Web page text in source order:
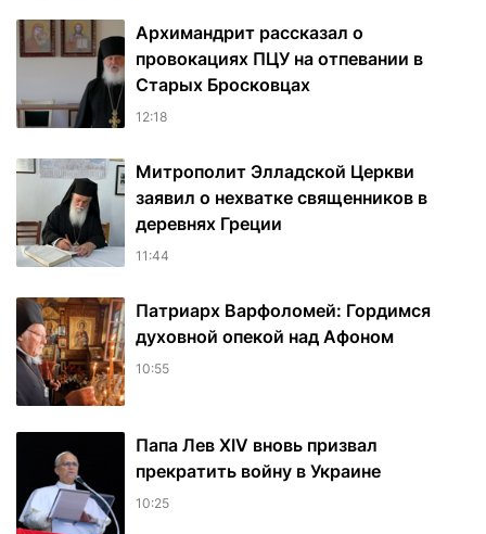
Архимандрит рассказал о
провокациях ПЦУ на отпевании в
Старых Бросковцах
12:18
Митрополит Элладской Церкви
заявил о нехватке священников в
деревнях Греции
11:44
Патриарх Варфоломей: Гордимся
духовной опекой над Афоном
10:55
Папа Лев XIV вновь призвал
прекратить войну в Украине
10:25